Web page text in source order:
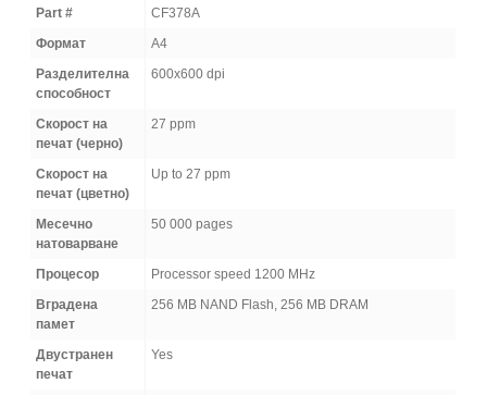
Part #
CF378A
Формат
A4
Разделителна
способност
600x600 dpi
Скорост на
печат (черно)
27 ppm
Скорост на
печат (цветно)
Up to 27 ppm
Месечно
натоварване
50 000 pages
Процесор
Processor speed 1200 MHz
Вградена
памет
256 MB NAND Flash, 256 MB DRAM
Двустранен
печат
Yes